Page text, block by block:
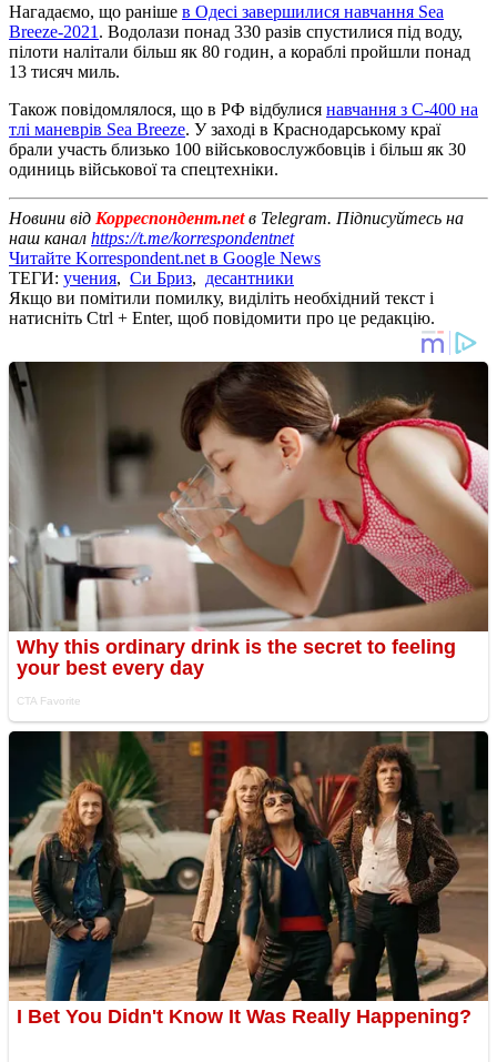
Нагадаємо, що раніше в Одесі завершилися навчання Sea
Breeze-2021 . Водолази понад 330 разів спустилися під воду,
пілоти налітали більш як 80 годин, а кораблі пройшли понад
13 тисяч миль.
Також повідомлялося, що в РФ відбулися навчання з С-400 на
тлі маневрів Sea Breeze. У заході в Краснодарському краї
брали участь близько 100 військовослужбовців і більш як 30
одиниць військової та спецтехніки.
Новини від Корреспондент.netв Telegram. Підписуйтесь на
наш канал https://t.me/korrespondentnet
Читайте Korrespondent.net в Google News
ТЕГИ: учения, Си Бриз, десантники
Якщо ви помітили помилку, виділіть необхідний текст і
натисніть Ctrl + Enter, щоб повідомити про це редакцію.